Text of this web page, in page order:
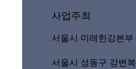
사업주최
서울시 미래한강본부
서울시 성동구 강변북